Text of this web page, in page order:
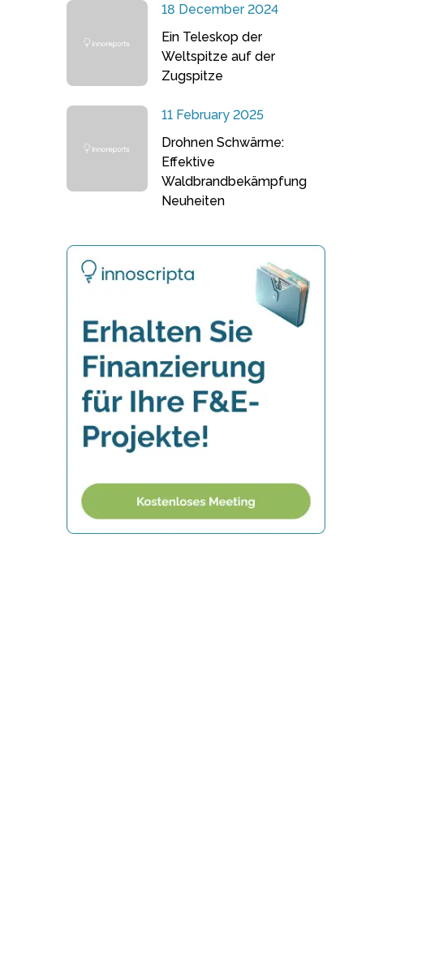
18 December 2024
Ein Teleskop der
Weltspitze auf der
Zugspitze
11 February 2025
Drohnen Schwärme:
Effektive
Waldbrandbekämpfung
Neuheiten